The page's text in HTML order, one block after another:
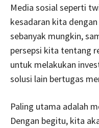
Media sosial seperti
kesadaran kita
sebanyak mungkin,
persepsi kita tentang
untuk melakukan
solusi lain bertugas
Paling utama adalah
Dengan begitu, kita